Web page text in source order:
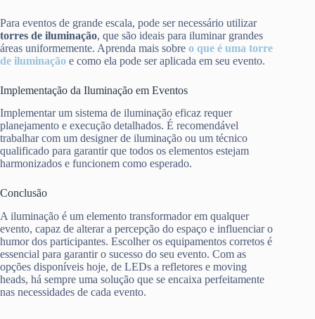
Para eventos de grande escala, pode ser necessário utilizar
torres de iluminação, que são ideais para iluminar grandes
áreas uniformemente. Aprenda mais sobre o que é uma torre
de iluminação e como ela pode ser aplicada em seu evento.
Implementação da Iluminação em Eventos
Implementar um sistema de iluminação eficaz requer
planejamento e execução detalhados. É recomendável
trabalhar com um designer de iluminação ou um técnico
qualificado para garantir que todos os elementos estejam
harmonizados e funcionem como esperado.
Conclusão
A iluminação é um elemento transformador em qualquer
evento, capaz de alterar a percepção do espaço e influenciar o
humor dos participantes. Escolher os equipamentos corretos é
essencial para garantir o sucesso do seu evento. Com as
opções disponíveis hoje, de LEDs a refletores e moving
heads, há sempre uma solução que se encaixa perfeitamente
nas necessidades de cada evento.